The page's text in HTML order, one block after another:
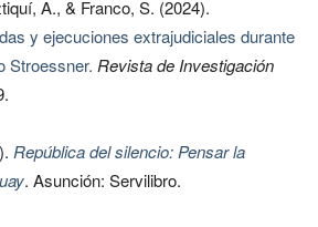
A., & Franco, S. (2024).
y ejecuciones extrajudiciales durante
Stroessner. Revista de Investigación
República del silencio: Pensar la
. Asunción: Servilibro.